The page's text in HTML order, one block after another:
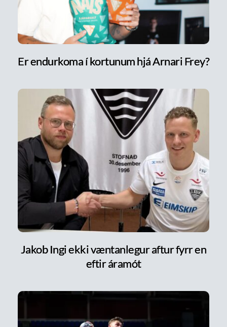
Er endurkoma í kortunum hjá Arnari Frey?
Jakob Ingi ekki væntanlegur aftur fyrr en
eftir áramót